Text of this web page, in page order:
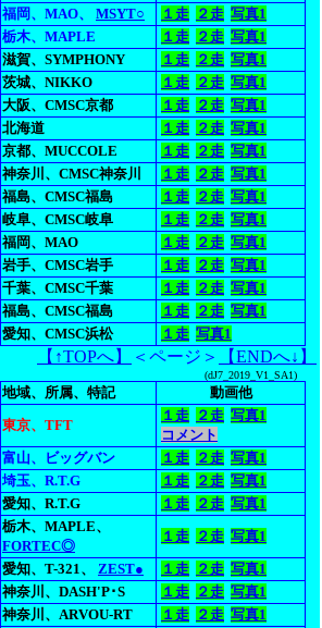
福岡、MAO、 MSYT○ １走 ２走 写真1
栃木、MAPLE １走 ２走 写真1
滋賀、SYMPHONY １走 ２走 写真1
茨城、NIKKO １走 ２走 写真1
大阪、CMSC京都 １走 ２走 写真1
北海道 １走 ２走 写真1
京都、MUCCOLE １走 ２走 写真1
神奈川、CMSC神奈川 １走 ２走 写真1
福島、CMSC福島 １走 ２走 写真1
岐阜、CMSC岐阜 １走 ２走 写真1
福岡、MAO １走 ２走 写真1
岩手、CMSC岩手 １走 ２走 写真1
千葉、CMSC千葉 １走 ２走 写真1
福島、CMSC福島 １走 ２走 写真1
愛知、CMSC浜松 １走 写真1
【↑TOPへ】 ＜ページ＞ 【ENDへ↓】
(dJ7_2019_V1_SA1)
地域、所属、特記
動画他
東京、TFT
１走 ２走 写真1
コメント
富山、ビッグバン １走 ２走 写真1
埼玉、R.T.G １走 ２走 写真1
愛知、R.T.G １走 ２走 写真1
栃木、MAPLE、
FORTEC◎
１走 ２走 写真1
愛知、T-321、 ZEST● １走 ２走 写真1
神奈川、DASH'P･S １走 ２走 写真1
神奈川、ARVOU-RT １走 ２走 写真1